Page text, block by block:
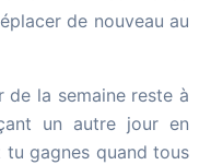
de nouveau au
la semaine reste à
un autre jour en
gagnes quand tous